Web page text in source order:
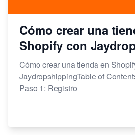
Cómo crear una
Shopify con
Cómo crear una tienda en
JaydropshippingTable of
Paso 1: Registro